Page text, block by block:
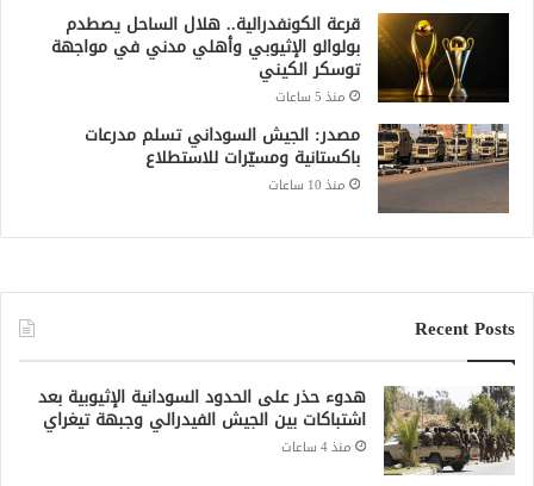
قرعة الكونفدرالية.. هلال الساحل يصطدم
بولوالو الإثيوبي وأهلي مدني في مواجهة
توسكر الكيني
منذ 5 ساعات
مصدر: الجيش السوداني تسلم مدرعات
باكستانية ومسيّرات للاستطلاع
منذ 10 ساعات
Recent Posts
هدوء حذر على الحدود السودانية الإثيوبية بعد
اشتباكات بين الجيش الفيدرالي وجبهة تيغراي
منذ 4 ساعات